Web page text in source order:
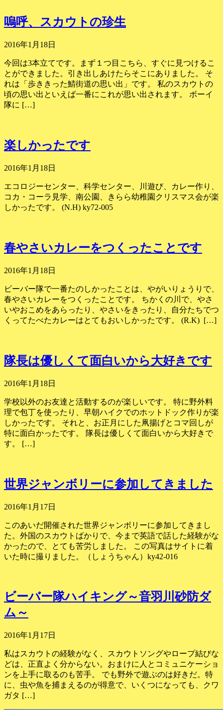
嗚呼、スカウトの珍生
2016年1月18日
今回は3本立てです。まず１つ目こちら、すぐに見つけるこ
とができました。引き出しあけたらそこにありました。 そ
れは「歩ききった鯖街道の思い出」です。 私のスカウトの
頃の思い出といえば一番にこれが思い出されます。 ボーイ
隊に […]
楽しかったです
2016年1月18日
エコロジーセンター、科学センター、川遊び、カレー作り、
コカ・コーラ見学、南公園、きらら幼稚園クリスマス会が楽
しかったです。 (N.H) ky72-005
春やさいカレーをつくったことです
2016年1月18日
ビーバー隊で一番たのしかったことは、やがいりょうりで、
春やさいカレーをつくったことです。 ちかくの川で、やさ
いやおこめをあらったり、やさいをきったり、自分たちでつ
くってたべたカレーはとてもおいしかったです。 (R.K) […]
隊長は優しくて面白いから大好きです
2016年1月18日
学校以外のお友達と活動するのが楽しいです。 特に野外料
理で包丁を使ったり、早朝ハイクでのホットドック作りが楽
しかったです。 それと、お正月にした凧揚げとコマ回しが
特に面白かったです。 隊長は優しくて面白いから大好きで
す。 […]
世界ジャンボリーに参加してきました
2016年1月17日
このあいだ開催された世界ジャンボリーに参加してきまし
た。外国のスカウトばかりで、今まで英語で話した経験がな
かったので、とても苦労しました。 この写真はサイトに着
いた時に撮りました。（しょうちゃん）ky42-016
ビーバー隊ハイキング～音羽川砂防ダ
ム～
2016年1月17日
私はスカウトの経験がなく、スカウトソングやロープ結びな
どは、正直よく分からない。おまけに人とコミュニケーショ
ンを上手に取るのも苦手。 でも野外で遊ぶのは好きだ。特
に、虫や魚を捕まえるのが得意で、いくつになっても、クワ
ガタ […]